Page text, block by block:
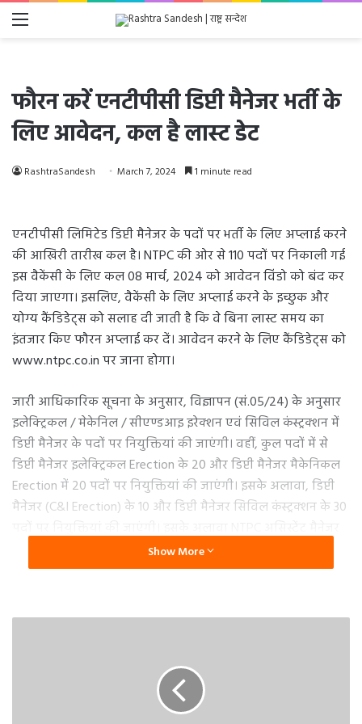
Menu
फौरन करें एनटीपीसी डिप्टी मैनेजर भर्ती के
लिए आवेदन, कल है लास्ट डेट
RashtraSandesh March 7, 2024 1 minute read
एनटीपीसी लिमिटेड डिप्टी मैनेजर के पदों पर भर्ती के लिए अप्लाई करने
की आखिरी तारीख कल है। NTPC की ओर से 110 पदों पर निकाली गई
इस वैकेंसी के लिए कल 08 मार्च, 2024 को आवेदन विंडो को बंद कर
दिया जाएगा। इसलिए, वैकेंसी के लिए अप्लाई करने के इच्छुक और
योग्य कैंडिडेट्स को सलाह दी जाती है कि वे बिना लास्ट समय का
इंतजार किए फौरन अप्लाई कर दें। आवेदन करने के लिए कैंडिडेट्स को
www.ntpc.co.in पर जाना होगा।
जारी आधिकारिक सूचना के अनुसार, विज्ञापन (सं.05/24) के अनुसार
इलेक्ट्रिकल / मेकेनिल / सीएण्डआइ इरेक्शन एवं सिविल कंस्ट्रक्शन में
डिप्टी मैनेजर के पदों पर नियुक्तियां की जाएंगी। वहीं, कुल पदों में से
डिप्टी मैनेजर इलेक्ट्रिकल Erection के 20 और डिप्टी मैनेजर मैकेनिकल
Erection में 20 पदों पर नियुक्तियां की जाएंगी। इसके अलावा, डिप्टी
मैनेजर (C&I Erection) के 10 और डिप्टी मैनेजर सिविल कंस्ट्रक्शन के 30
के पदों पर भी भर्ती कर रहा है, जिसके लिए आवेदन की अंतिम तिथि भी
कल है।
होनी चाहिए। हालांकि, आरक्षित वर्ग के कैंडिडेट्स को नियमानुसार छूट
Show More